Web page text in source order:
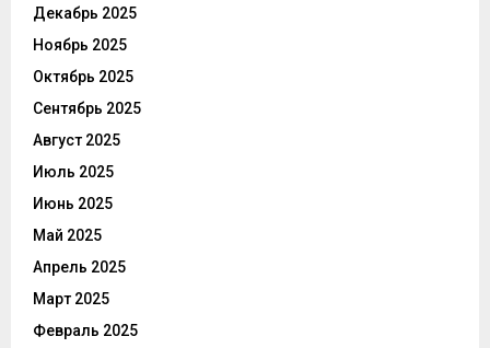
Декабрь 2025
Ноябрь 2025
Октябрь 2025
Сентябрь 2025
Август 2025
Июль 2025
Июнь 2025
Май 2025
Апрель 2025
Март 2025
Февраль 2025